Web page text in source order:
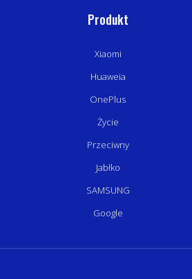
Produkt
Xiaomi
Huaweia
OnePlus
Życie
Przeciwny
Jabłko
SAMSUNG
Google